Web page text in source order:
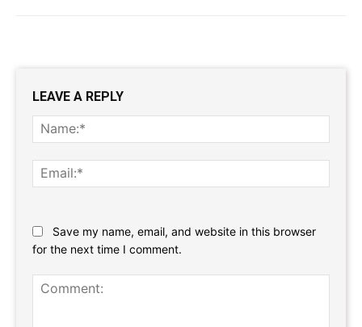
LEAVE A REPLY
Save my name, email, and website in this browser
for the next time I comment.